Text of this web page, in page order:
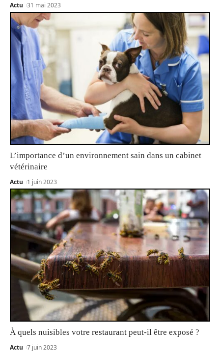
Actu 31 mai 2023
L’importance d’un environnement sain dans un cabinet
vétérinaire
Actu 1 juin 2023
À quels nuisibles votre restaurant peut-il être exposé ?
Actu 7 juin 2023